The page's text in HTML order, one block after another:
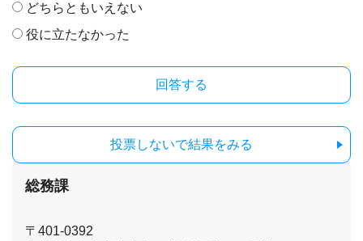
どちらともいえない
役に立たなかった
投票しないで結果をみる
総務課
〒401-0392